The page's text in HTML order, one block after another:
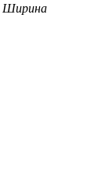
Ширина